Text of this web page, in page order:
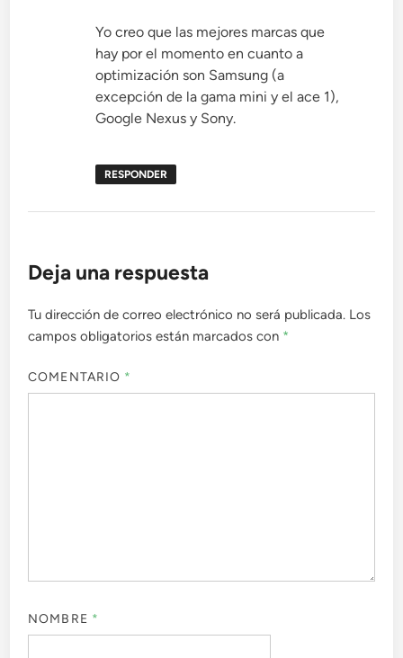
Yo creo que las mejores marcas que
hay por el momento en cuanto a
optimización son Samsung (a
excepción de la gama mini y el ace 1),
Google Nexus y Sony.
RESPONDER
Deja una respuesta
Tu dirección de correo electrónico no será publicada. Los
campos obligatorios están marcados con *
COMENTARIO *
NOMBRE *